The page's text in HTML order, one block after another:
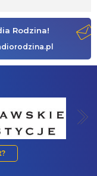
Rodzina!